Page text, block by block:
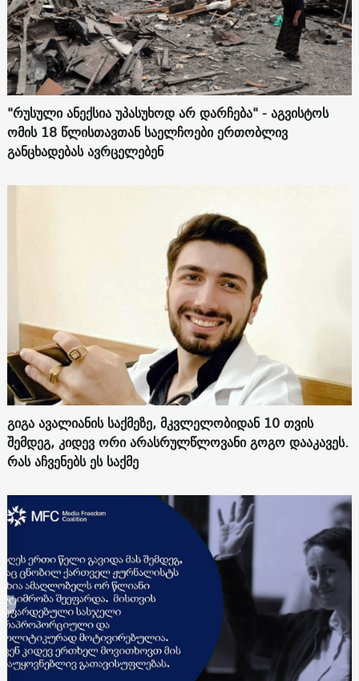
"რუსული ანექსია უპასუხოდ არ დარჩება" - აგვისტოს
ომის 18 წლისთავთან საელჩოები ერთობლივ
განცხადებას ავრცელებენ
გიგა ავალიანის საქმეზე, მკვლელობიდან 10 თვის
შემდეგ, კიდევ ორი არასრულწლოვანი გოგო დააკავეს.
რას აჩვენებს ეს საქმე